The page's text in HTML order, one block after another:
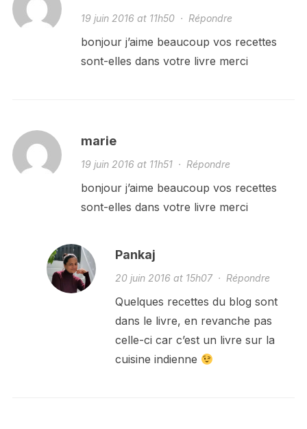
19 juin 2016 at 11h50· Répondre
bonjour j’aime beaucoup vos recettes
sont-elles dans votre livre merci
marie
19 juin 2016 at 11h51· Répondre
bonjour j’aime beaucoup vos recettes
sont-elles dans votre livre merci
Pankaj
20 juin 2016 at 15h07· Répondre
Quelques recettes du blog sont
dans le livre, en revanche pas
celle-ci car c’est un livre sur la
cuisine indienne